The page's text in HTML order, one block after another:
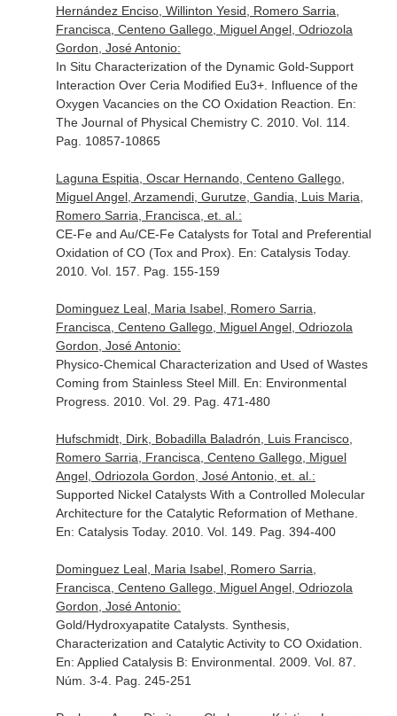
Hernández Enciso, Willinton Yesid, Romero Sarria,
Francisca, Centeno Gallego, Miguel Angel, Odriozola
Gordon, José Antonio:
In Situ Characterization of the Dynamic Gold-Support
Interaction Over Ceria Modified Eu3+. Influence of the
Oxygen Vacancies on the CO Oxidation Reaction. En:
The Journal of Physical Chemistry C. 2010. Vol. 114.
Pag. 10857-10865
Laguna Espitia, Oscar Hernando, Centeno Gallego,
Miguel Angel, Arzamendi, Gurutze, Gandia, Luis Maria,
Romero Sarria, Francisca, et. al.:
CE-Fe and Au/CE-Fe Catalysts for Total and Preferential
Oxidation of CO (Tox and Prox). En: Catalysis Today.
2010. Vol. 157. Pag. 155-159
Dominguez Leal, Maria Isabel, Romero Sarria,
Francisca, Centeno Gallego, Miguel Angel, Odriozola
Gordon, José Antonio:
Physico-Chemical Characterization and Used of Wastes
Coming from Stainless Steel Mill. En: Environmental
Progress. 2010. Vol. 29. Pag. 471-480
Hufschmidt, Dirk, Bobadilla Baladrón, Luis Francisco,
Romero Sarria, Francisca, Centeno Gallego, Miguel
Angel, Odriozola Gordon, José Antonio, et. al.:
Supported Nickel Catalysts With a Controlled Molecular
Architecture for the Catalytic Reformation of Methane.
En: Catalysis Today. 2010. Vol. 149. Pag. 394-400
Dominguez Leal, Maria Isabel, Romero Sarria,
Francisca, Centeno Gallego, Miguel Angel, Odriozola
Gordon, José Antonio:
Gold/Hydroxyapatite Catalysts. Synthesis,
Characterization and Catalytic Activity to CO Oxidation.
En: Applied Catalysis B: Environmental. 2009. Vol. 87.
Núm. 3-4. Pag. 245-251